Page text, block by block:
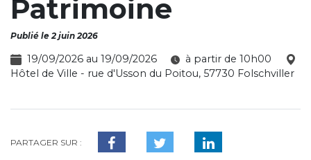
Patrimoine
Publié le 2 juin 2026
19/09/2026 au 19/09/2026
à partir de 10h00
Hôtel de Ville - rue d'Usson du Poitou, 57730 Folschviller
PARTAGER SUR :